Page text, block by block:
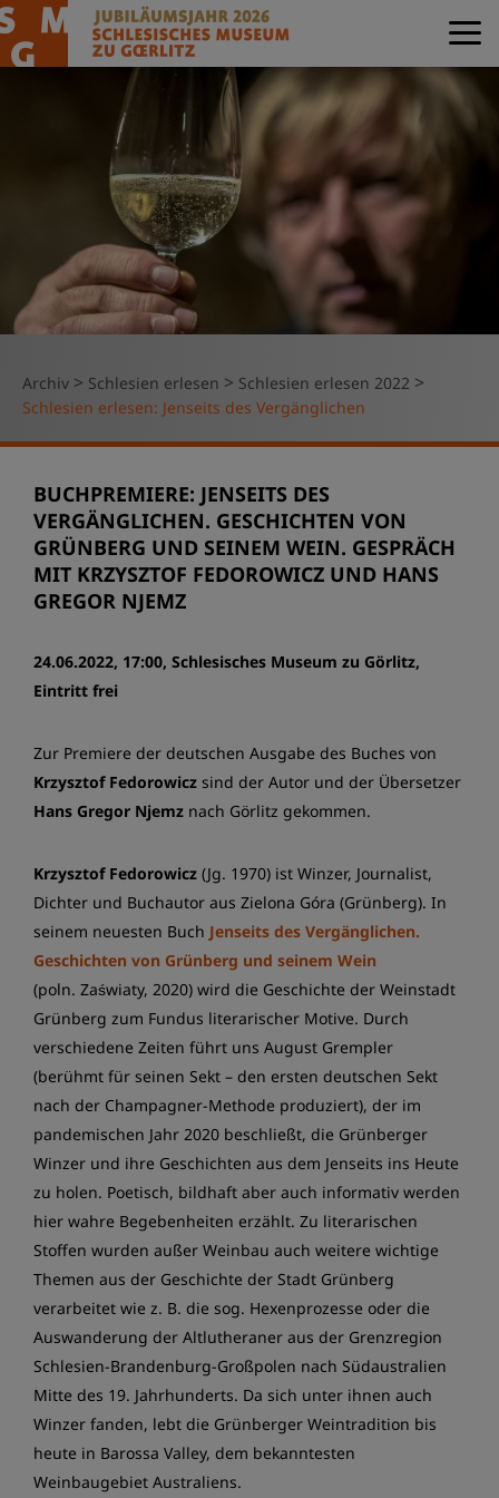
Archiv > Schlesien erlesen > Schlesien erlesen 2022 >
Schlesien erlesen: Jenseits des Vergänglichen
BUCHPREMIERE: JENSEITS DES
VERGÄNGLICHEN. GESCHICHTEN VON
GRÜNBERG UND SEINEM WEIN. GESPRÄCH
MIT KRZYSZTOF FEDOROWICZ UND HANS
GREGOR NJEMZ
24.06.2022, 17:00, Schlesisches Museum zu Görlitz,
Eintritt frei
Zur Premiere der deutschen Ausgabe des Buches von
Krzysztof Fedorowicz sind der Autor und der Übersetzer
Hans Gregor Njemz nach Görlitz gekommen.
Krzysztof Fedorowicz (Jg. 1970) ist Winzer, Journalist,
Dichter und Buchautor aus Zielona Góra (Grünberg). In
seinem neuesten Buch Jenseits des Vergänglichen.
Geschichten von Grünberg und seinem Wein
(poln. Zaświaty, 2020) wird die Geschichte der Weinstadt
Grünberg zum Fundus literarischer Motive. Durch
verschiedene Zeiten führt uns August Grempler
(berühmt für seinen Sekt – den ersten deutschen Sekt
nach der Champagner-Methode produziert), der im
pandemischen Jahr 2020 beschließt, die Grünberger
Winzer und ihre Geschichten aus dem Jenseits ins Heute
zu holen. Poetisch, bildhaft aber auch informativ werden
hier wahre Begebenheiten erzählt. Zu literarischen
Stoffen wurden außer Weinbau auch weitere wichtige
Themen aus der Geschichte der Stadt Grünberg
verarbeitet wie z. B. die sog. Hexenprozesse oder die
Auswanderung der Altlutheraner aus der Grenzregion
Schlesien-Brandenburg-Großpolen nach Südaustralien
Mitte des 19. Jahrhunderts. Da sich unter ihnen auch
Winzer fanden, lebt die Grünberger Weintradition bis
heute in Barossa Valley, dem bekanntesten
Weinbaugebiet Australiens.